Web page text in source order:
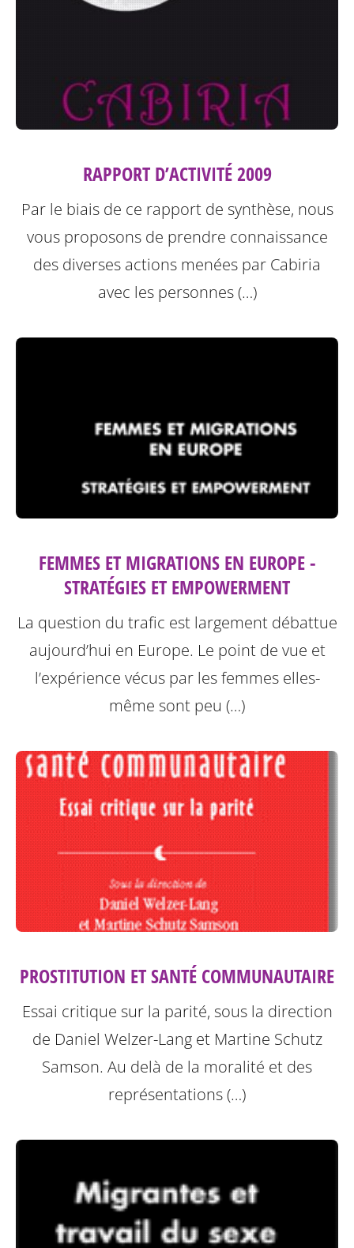
RAPPORT D’ACTIVITÉ 2009
Par le biais de ce rapport de synthèse, nous
vous proposons de prendre connaissance
des diverses actions menées par Cabiria
avec les personnes (…)
FEMMES ET MIGRATIONS EN EUROPE -
STRATÉGIES ET EMPOWERMENT
La question du trafic est largement débattue
aujourd’hui en Europe. Le point de vue et
l’expérience vécus par les femmes elles-
même sont peu (…)
PROSTITUTION ET SANTÉ COMMUNAUTAIRE
Essai critique sur la parité, sous la direction
de Daniel Welzer-Lang et Martine Schutz
Samson. Au delà de la moralité et des
représentations (…)